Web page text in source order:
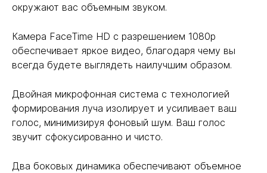
окружают вас объемным звуком.
Камера FaceTime HD с разрешением 1080p
обеспечивает яркое видео, благодаря чему вы
всегда будете выглядеть наилучшим образом.
Двойная микрофонная система с технологией
формирования луча изолирует и усиливает ваш
голос, минимизируя фоновый шум. Ваш голос
звучит сфокусированно и чисто.
Два боковых динамика обеспечивают объемное